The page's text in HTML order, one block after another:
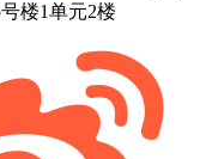
楼1单元2楼